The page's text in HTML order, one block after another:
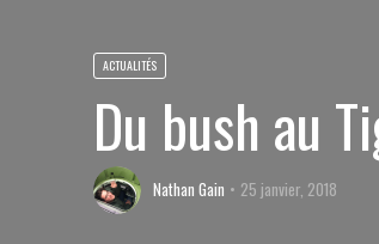
ACTUALITÉS
Du bush au
Nathan Gain 25 janvier, 2018